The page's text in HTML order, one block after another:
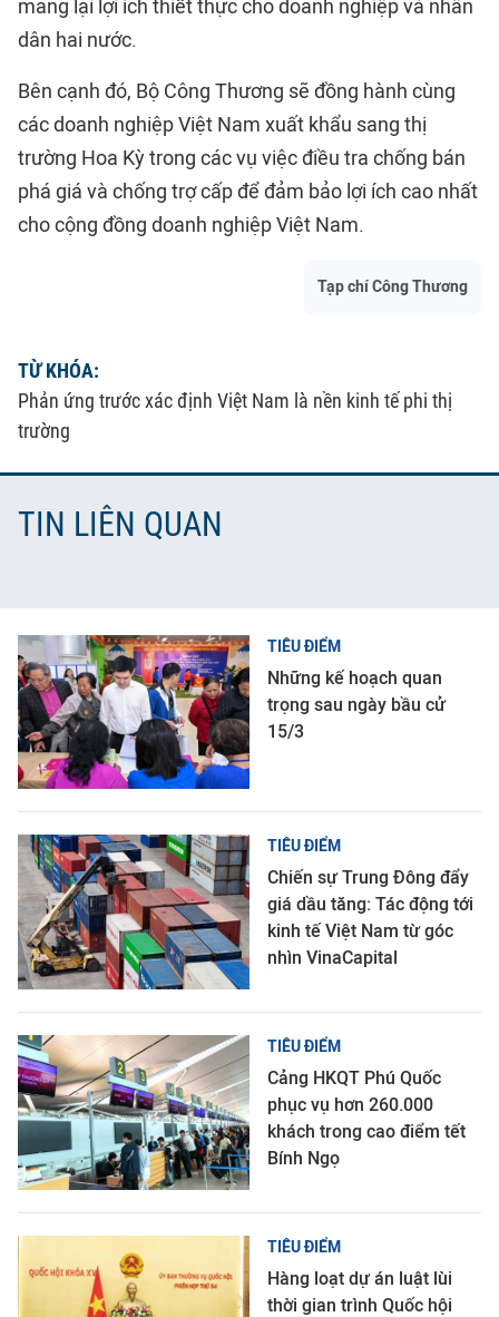
mang lại lợi ích thiết thực cho doanh nghiệp và nhân
dân hai nước.
Bên cạnh đó, Bộ Công Thương sẽ đồng hành cùng
các doanh nghiệp Việt Nam xuất khẩu sang thị
trường Hoa Kỳ trong các vụ việc điều tra chống bán
phá giá và chống trợ cấp để đảm bảo lợi ích cao nhất
cho cộng đồng doanh nghiệp Việt Nam.
Tạp chí Công Thương
TỪ KHÓA:
Phản ứng trước xác định Việt Nam là nền kinh tế phi thị
trường
TIN LIÊN QUAN
TIÊU ĐIỂM
Những kế hoạch quan
trọng sau ngày bầu cử
15/3
TIÊU ĐIỂM
Chiến sự Trung Đông đẩy
giá dầu tăng: Tác động tới
kinh tế Việt Nam từ góc
nhìn VinaCapital
TIÊU ĐIỂM
Cảng HKQT Phú Quốc
phục vụ hơn 260.000
khách trong cao điểm tết
Bính Ngọ
TIÊU ĐIỂM
Hàng loạt dự án luật lùi
thời gian trình Quốc hội